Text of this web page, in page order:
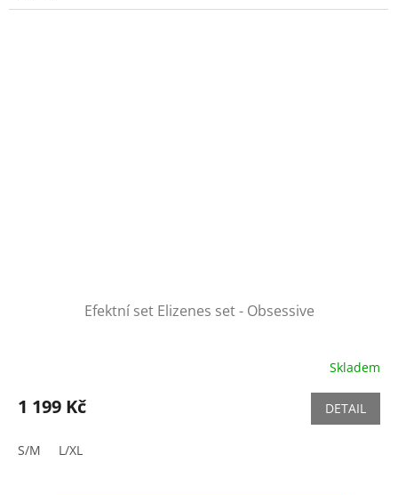
Efektní set Elizenes set - Obsessive
Skladem
1 199 Kč DETAIL
S/M L/XL